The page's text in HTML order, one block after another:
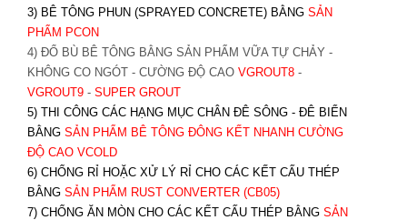
3) BÊ TÔNG PHUN (SPRAYED CONCRETE) BẰNG SẢN
PHẨM PCON
4) ĐỔ BÙ BÊ TÔNG BẰNG SẢN PHẨM VỮA TỰ CHẢY -
KHÔNG CO NGÓT - CƯỜNG ĐỘ CAO VGROUT8-
VGROUT9- SUPER GROUT
5) THI CÔNG CÁC HẠNG MỤC CHÂN ĐÊ SÔNG - ĐÊ BIỂN
BẰNG SẢN PHẨM BÊ TÔNG ĐÔNG KẾT NHANH CƯỜNG
ĐỘ CAO VCOLD
6) CHỐNG RỈ HOẶC XỬ LÝ RỈ CHO CÁC KẾT CẤU THÉP
BẰNG SẢN PHẨM RUST CONVERTER (CB05)
7) CHỐNG ĂN MÒN CHO CÁC KẾT CẤU THÉP BẰNG SẢN